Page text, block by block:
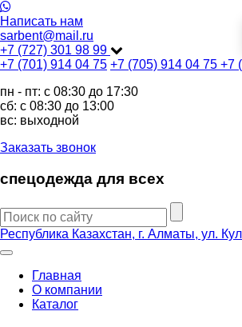
Написать нам
sarbent@mail.ru
+7 (727) 301 98 99
+7 (701) 914 04 75 +7 (705) 914 04 75 +7
пн - пт: c 08:30 до 17:30
сб: c 08:30 до 13:00
вс: выходной
Заказать звонок
спецодежда для всех
Республика Казахстан, г. Алматы, ул.
Главная
О компании
Каталог